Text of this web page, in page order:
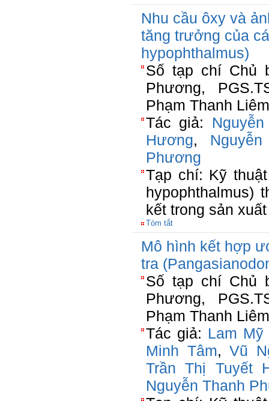
Nhu cầu ôxy và
tăng trưởng của
hypophthalmus)
Số tạp chí Chủ
Phương,
Phạm Thanh
Tác giả:
Hương,
Phương
Tạp chí: Kỹ
hypophthalmus)
kết trong sản xuất
Tóm tắt
Mô hình kết hợp
tra
Số tạp chí Chủ
Phương,
Phạm Thanh
Tác giả: Lam Mỹ
Minh Tâm, Vũ
Trần Thị Tuyết
Nguyễn Thanh